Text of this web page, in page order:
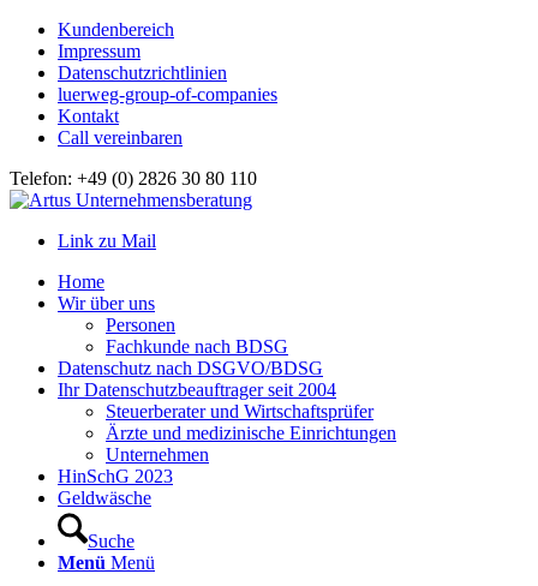
Kundenbereich
Impressum
Datenschutzrichtlinien
luerweg-group-of-companies
Kontakt
Call vereinbaren
Telefon: +49 (0) 2826 30 80 110
Link zu Mail
Home
Wir über uns
Personen
Fachkunde nach BDSG
Datenschutz nach DSGVO/BDSG
Ihr Datenschutzbeauftrager seit 2004
Steuerberater und Wirtschaftsprüfer
Ärzte und medizinische Einrichtungen
Unternehmen
HinSchG 2023
Geldwäsche
Suche
Menü Menü